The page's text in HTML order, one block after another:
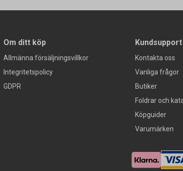
Om ditt köp
Allmänna försäljningsvillkor
Integritetspolicy
GDPR
Kundsupport
Kontakta oss
Vanliga frågor
Butiker
Foldrar och
Köpguider
Varumärken